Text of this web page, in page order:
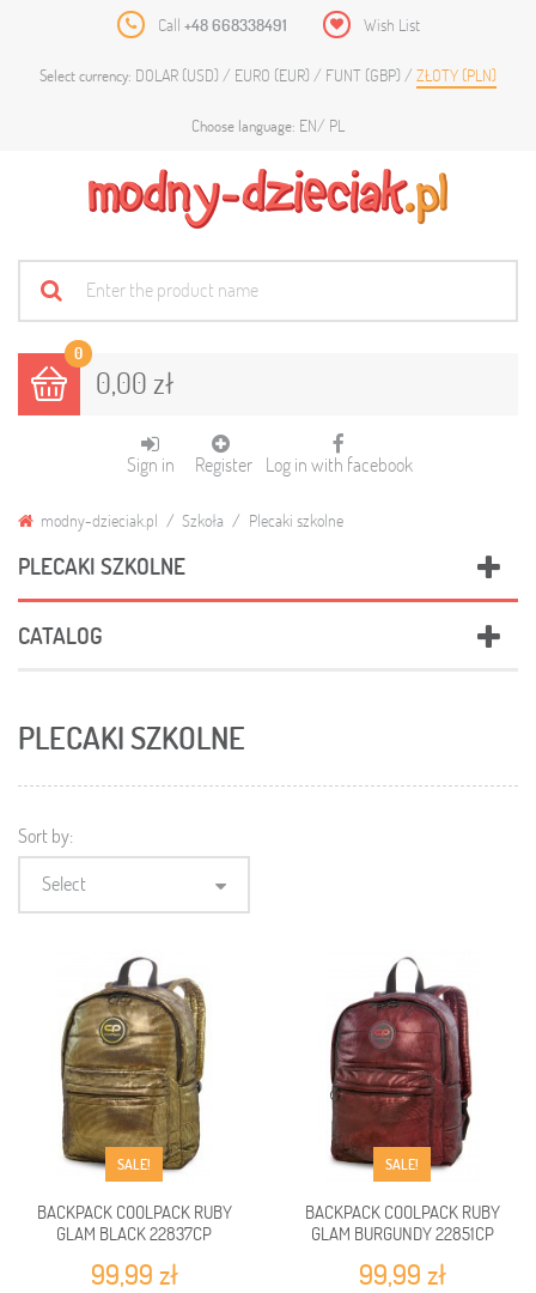
Call +48 668338491 Wish List
Select currency: DOLAR (USD) EURO (EUR) FUNT (GBP) ZŁOTY (PLN)
Choose language: EN PL
0
0,00 zł
Sign in Register Log in with facebook
modny-dzieciak.pl Szkoła Plecaki szkolne
PLECAKI SZKOLNE
CATALOG
PLECAKI SZKOLNE
Sort by:
Select
SALE!
BACKPACK COOLPACK RUBY
GLAM BLACK 22837CP
99,99 zł
SALE!
BACKPACK COOLPACK RUBY
GLAM BURGUNDY 22851CP
99,99 zł